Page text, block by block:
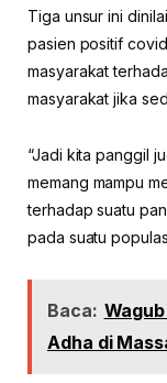
Tiga unsur ini
pasien positif
masyarakat
masyarakat jika
“Jadi kita panggil
memang mampu
terhadap suatu
pada suatu
Baca:
Adha di